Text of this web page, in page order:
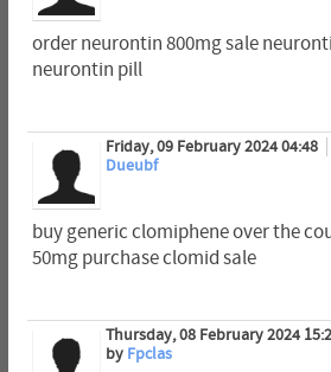
order neurontin 800mg sale
neurontin pill
Friday, 09 February 2024 04:48
Dueubf
buy generic clomiphene over the
50mg purchase clomid sale
Thursday, 08 February 2024
by Fpclas